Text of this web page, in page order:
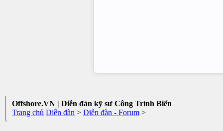
Offshore.VN | Diễn đàn kỹ sư Công Trình Biển
Trang chủ Diễn đàn > Diễn đàn - Forum >